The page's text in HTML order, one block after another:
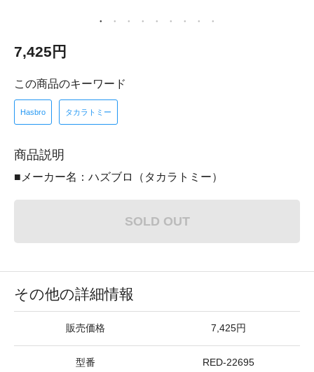
7,425円
この商品のキーワード
Hasbro タカラトミー
商品説明
■メーカー名：ハズブロ（タカラトミー）
SOLD OUT
その他の詳細情報
販売価格 7,425円
型番 RED-22695